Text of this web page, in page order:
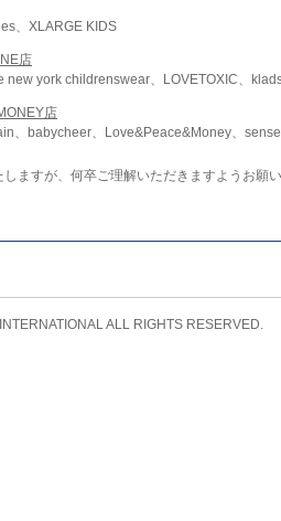
、XLARGE KIDS
店
new york childrenswear、LOVETOXIC、
店
、babycheer、Love&Peace&Money、
ますが、何卒ご理解いただきますようお願い